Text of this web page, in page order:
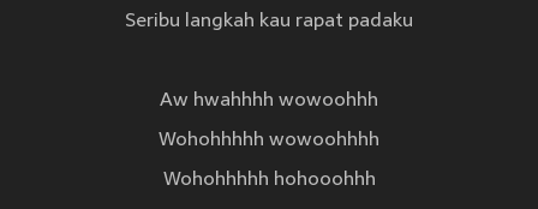
Seribu langkah kau rapat padaku
Aw hwahhhh wowoohhh
Wohohhhhh wowoohhhh
Wohohhhhh hohooohhh